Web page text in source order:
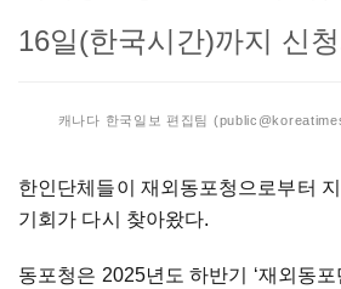
16일(한국시간)까지 신
캐나다 한국일보 편집팀
한인단체들이 재외동포청으로부터
기회가 다시 찾아왔다.
동포청은 2025년도 하반기 ‘재외동포